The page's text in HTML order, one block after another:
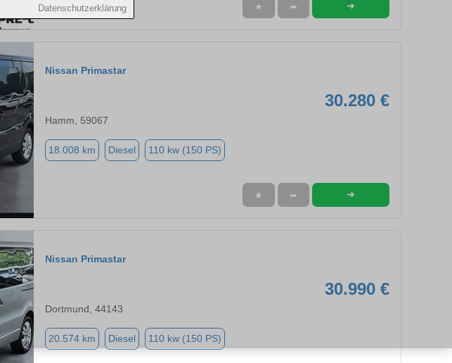
Datenschutzerklärung ★ ➦ ➜
Nissan Primastar
30.280 €
Hamm, 59067
18.008 km Diesel 110 kw (150 PS)
★ ➦ ➜
Nissan Primastar
30.990 €
Dortmund, 44143
20.574 km Diesel 110 kw (150 PS)